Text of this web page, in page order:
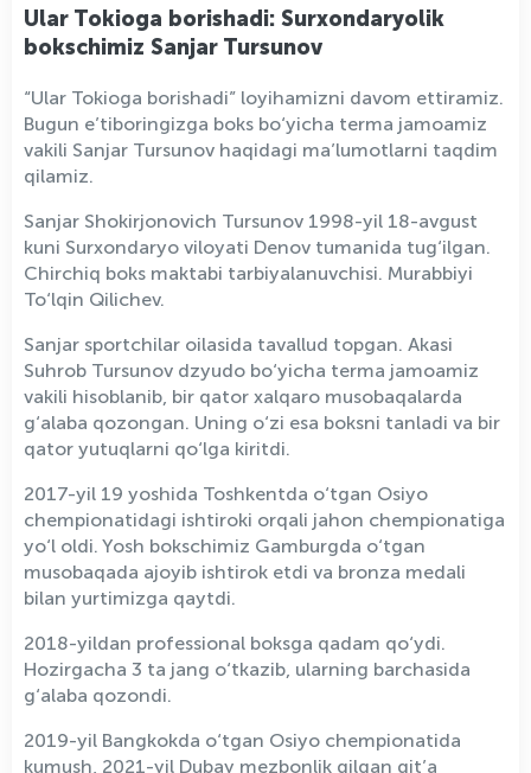
Ular Tokioga borishadi: Surxondaryolik
bokschimiz Sanjar Tursunov
“Ular Tokioga borishadi” loyihamizni davom ettiramiz.
Bugun e’tiboringizga boks bo‘yicha terma jamoamiz
vakili Sanjar Tursunov haqidagi ma’lumotlarni taqdim
qilamiz.
Sanjar Shokirjonovich Tursunov 1998-yil 18-avgust
kuni Surxondaryo viloyati Denov tumanida tug‘ilgan.
Chirchiq boks maktabi tarbiyalanuvchisi. Murabbiyi
To‘lqin Qilichev.
Sanjar sportchilar oilasida tavallud topgan. Akasi
Suhrob Tursunov dzyudo bo‘yicha terma jamoamiz
vakili hisoblanib, bir qator xalqaro musobaqalarda
g‘alaba qozongan. Uning o‘zi esa boksni tanladi va bir
qator yutuqlarni qo‘lga kiritdi.
2017-yil 19 yoshida Toshkentda o‘tgan Osiyo
chempionatidagi ishtiroki orqali jahon chempionatiga
yo‘l oldi. Yosh bokschimiz Gamburgda o‘tgan
musobaqada ajoyib ishtirok etdi va bronza medali
bilan yurtimizga qaytdi.
2018-yildan professional boksga qadam qo‘ydi.
Hozirgacha 3 ta jang o‘tkazib, ularning barchasida
g‘alaba qozondi.
2019-yil Bangkokda o‘tgan Osiyo chempionatida
kumush, 2021-yil Dubay mezbonlik qilgan qit’a